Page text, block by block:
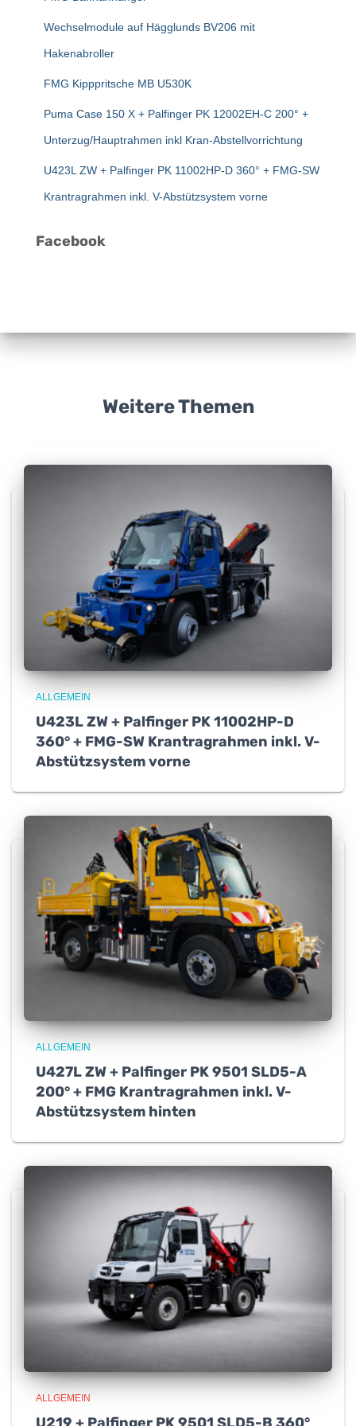
Wechselmodule auf Hägglunds BV206 mit
Hakenabroller
FMG Kipppritsche MB U530K
Puma Case 150 X + Palfinger PK 12002EH-C 200° +
Unterzug/Hauptrahmen inkl Kran-Abstellvorrichtung
U423L ZW + Palfinger PK 11002HP-D 360° + FMG-SW
Krantragrahmen inkl. V-Abstützsystem vorne
Facebook
Weitere Themen
ALLGEMEIN
U423L ZW + Palfinger PK 11002HP-D
360° + FMG-SW Krantragrahmen inkl. V-
Abstützsystem vorne
ALLGEMEIN
U427L ZW + Palfinger PK 9501 SLD5-A
200° + FMG Krantragrahmen inkl. V-
Abstützsystem hinten
ALLGEMEIN